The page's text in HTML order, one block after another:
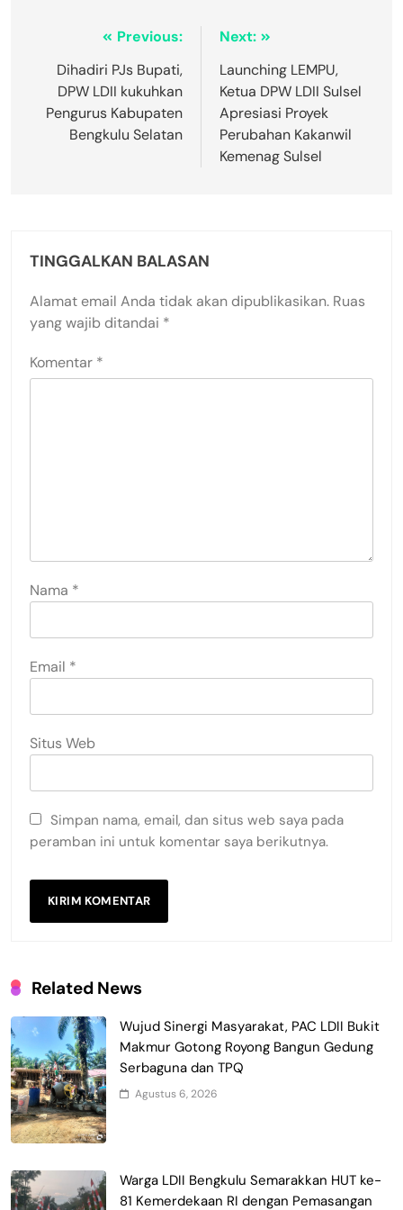
Previous:
Dihadiri PJs Bupati,
DPW LDII kukuhkan
Pengurus Kabupaten
Bengkulu Selatan
Next:
Launching LEMPU,
Ketua DPW LDII Sulsel
Apresiasi Proyek
Perubahan Kakanwil
Kemenag Sulsel
TINGGALKAN BALASAN
Alamat email Anda tidak akan dipublikasikan. Ruas
yang wajib ditandai *
Komentar *
Nama *
Email *
Situs Web
Simpan nama, email, dan situs web saya pada
peramban ini untuk komentar saya berikutnya.
Related News
Wujud Sinergi Masyarakat, PAC LDII Bukit
Makmur Gotong Royong Bangun Gedung
Serbaguna dan TPQ
Agustus 6, 2026
Warga LDII Bengkulu Semarakkan HUT ke-
81 Kemerdekaan RI dengan Pemasangan